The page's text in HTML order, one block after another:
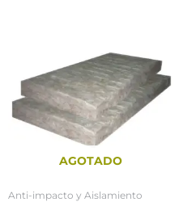
AGOTADO
Anti-impacto y Aislamiento
through
$40.699